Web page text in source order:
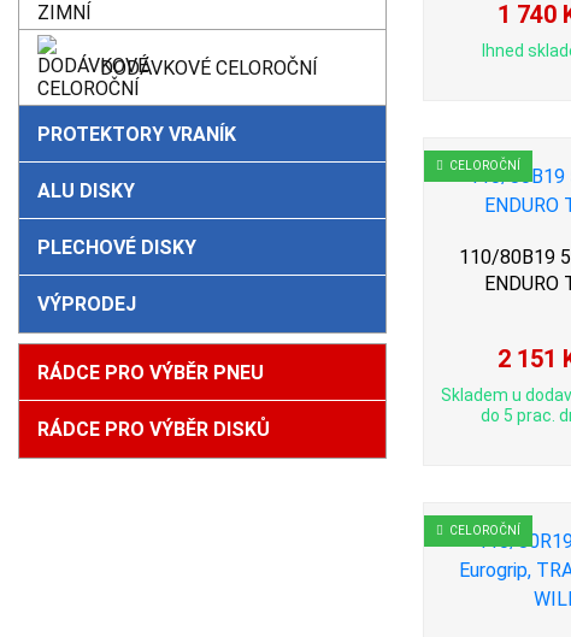
DODÁVKOVÉ CELOROČNÍ
PROTEKTORY VRANÍK
ALU DISKY
PLECHOVÉ DISKY
VÝPRODEJ
RÁDCE PRO VÝBĚR PNEU
RÁDCE PRO VÝBĚR DISKŮ
1 740
Ihned
CELOROČNÍ
110/80B19
ENDURO
2 151
Skladem u
do 5 prac.
CELOROČNÍ